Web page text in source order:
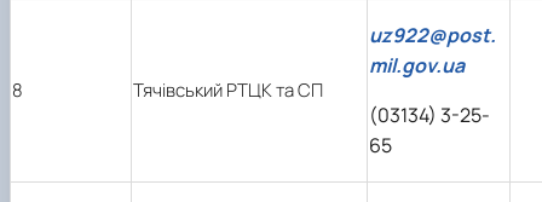
8 Тячівський РТЦК та СП
uz922@post.
mil.gov.ua
(03134) 3-25-
65